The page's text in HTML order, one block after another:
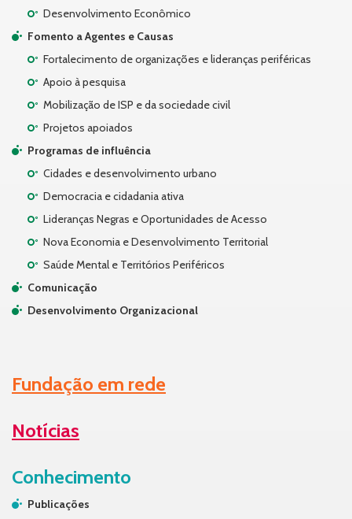
Desenvolvimento Econômico
Fomento a Agentes e Causas
Fortalecimento de organizações e lideranças periféricas
Apoio à pesquisa
Mobilização de ISP e da sociedade civil
Projetos apoiados
Programas de influência
Cidades e desenvolvimento urbano
Democracia e cidadania ativa
Lideranças Negras e Oportunidades de Acesso
Nova Economia e Desenvolvimento Territorial
Saúde Mental e Territórios Periféricos
Comunicação
Desenvolvimento Organizacional
Fundação em rede
Notícias
Conhecimento
Publicações